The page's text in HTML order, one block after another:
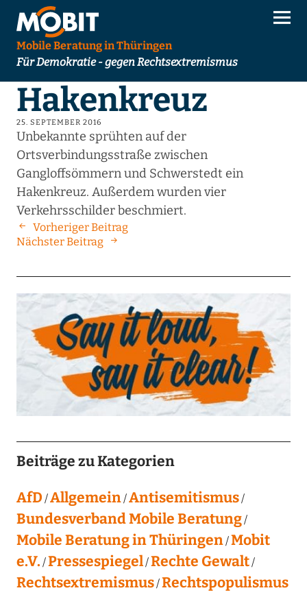
Mobile Beratung in Thüringen
Für Demokratie - gegen Rechtsextremismus
Hakenkreuz
25. SEPTEMBER 2016
Unbekannte sprühten auf der
Ortsverbindungsstraße zwischen
Gangloffsömmern und Schwerstedt ein
Hakenkreuz. Außerdem wurden vier
Verkehrsschilder beschmiert.
Vorheriger Beitrag
Nächster Beitrag
Beiträge zu Kategorien
AfD Allgemein Antisemitismus
Bundesverband Mobile Beratung
Mobile Beratung in Thüringen Mobit
e.V. Pressespiegel Rechte Gewalt
Rechtsextremismus Rechtspopulismus